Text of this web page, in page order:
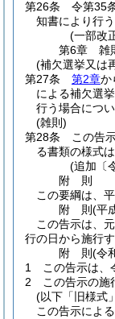
第26条
令第35
知書により行う
(一部改
第6章
雑
(補欠選挙又は
第27条
第2章か
による補欠選
行う場合につい
(雑則)
第28条
この告
る書類の様式
(追加〔
附 則
この要綱は、
附 則(平
この告示は、
行の日から施行す
附 則(令
1
この告示は、
2
この告示の施
(以下「旧様式
この告示によ